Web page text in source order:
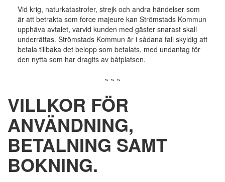
Vid krig, naturkatastrofer, strejk och andra händelser som
är att betrakta som force majeure kan Strömstads Kommun
upphäva avtalet, varvid kunden med gäster snarast skall
underrättas. Strömstads Kommun är i sådana fall skyldig att
betala tillbaka det belopp som betalats, med undantag för
den nytta som har dragits av båtplatsen.
~ ~ ~
VILLKOR FÖR
ANVÄNDNING,
BETALNING SAMT
BOKNING.